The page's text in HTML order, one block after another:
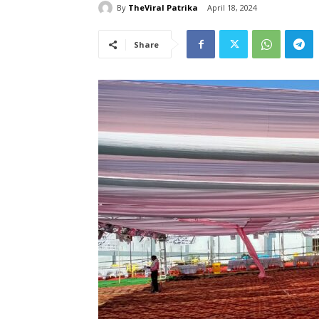
By TheViral Patrika April 18, 2024
Share